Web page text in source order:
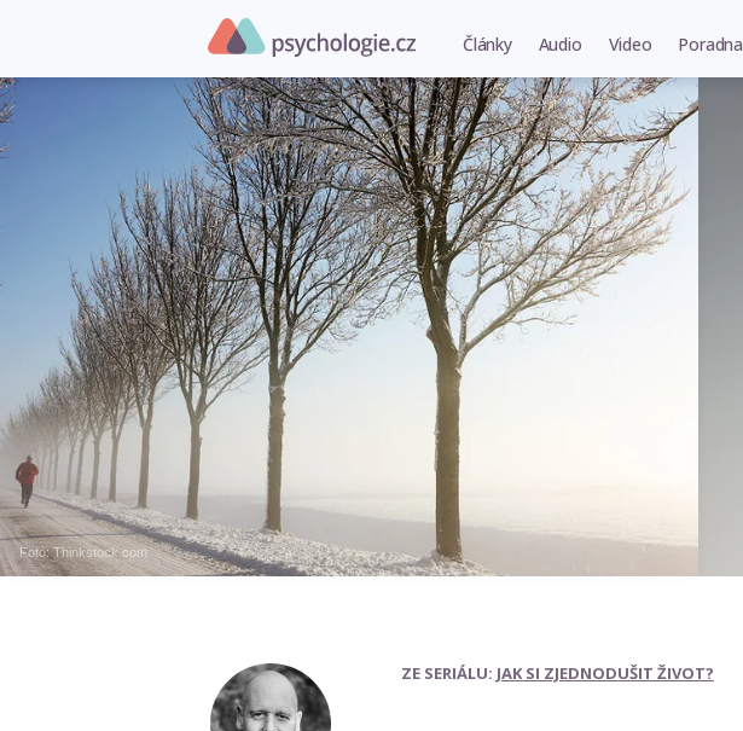
Články Audio Video Poradna
Foto: Thinkstock.com
ZE SERIÁLU: JAK SI ZJEDNODUŠIT ŽIVOT?